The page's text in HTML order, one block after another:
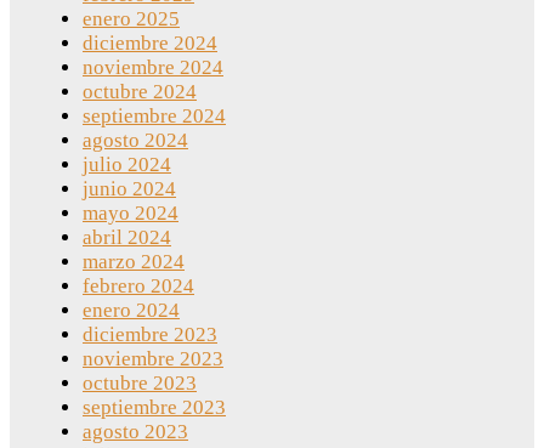
enero 2025
diciembre 2024
noviembre 2024
octubre 2024
septiembre 2024
agosto 2024
julio 2024
junio 2024
mayo 2024
abril 2024
marzo 2024
febrero 2024
enero 2024
diciembre 2023
noviembre 2023
octubre 2023
septiembre 2023
agosto 2023